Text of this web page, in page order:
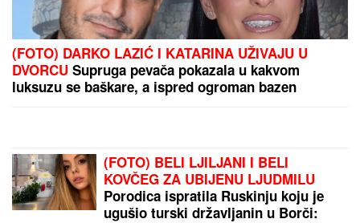
(FOTO) DARKO LAZIĆ I KATARINA UŽIVAJU U
DVORCU Supruga pevača pokazala u kakvom
luksuzu se baškare, a ispred ogroman bazen
(FOTO) BELI LJILJANI I BELI
KOVČEG ZA UBIJENU LJUDMILU
Porodica ispratila Ruskinju koju je
ugušio turski državljanin u Borči: